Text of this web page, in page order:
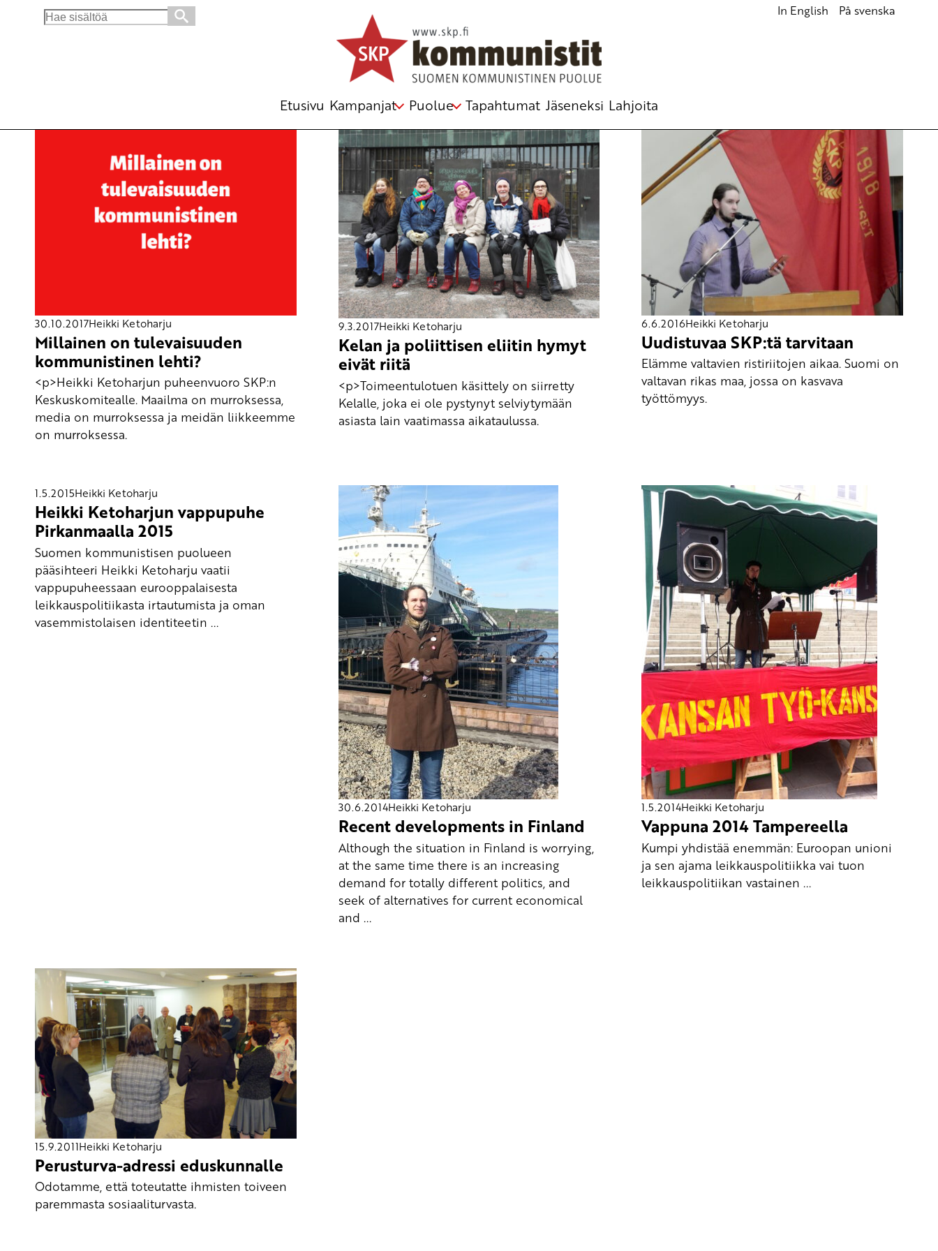
Search
In English På svenska
Etusivu Kampanjat Puolue Tapahtumat Jäseneksi Lahjoita
Heikki Ketoharju
30.10.2017Heikki Ketoharju
Millainen on tulevaisuuden
kommunistinen lehti?
<p>Heikki Ketoharjun puheenvuoro SKP:n
Keskuskomitealle. Maailma on murroksessa,
media on murroksessa ja meidän liikkeemme
on murroksessa.
9.3.2017Heikki Ketoharju
Kelan ja poliittisen eliitin hymyt
eivät riitä
<p>Toimeentulotuen käsittely on siirretty
Kelalle, joka ei ole pystynyt selviytymään
asiasta lain vaatimassa aikataulussa.
6.6.2016Heikki Ketoharju
Uudistuvaa SKP:tä tarvitaan
Elämme valtavien ristiriitojen aikaa. Suomi on
valtavan rikas maa, jossa on kasvava
työttömyys.
1.5.2015Heikki Ketoharju
Heikki Ketoharjun vappupuhe
Pirkanmaalla 2015
Suomen kommunistisen puolueen
pääsihteeri Heikki Ketoharju vaatii
vappupuheessaan eurooppalaisesta
leikkauspolitiikasta irtautumista ja oman
vasemmistolaisen identiteetin ...
30.6.2014Heikki Ketoharju
Recent developments in Finland
Although the situation in Finland is worrying,
at the same time there is an increasing
demand for totally different politics, and
seek of alternatives for current economical
and ...
1.5.2014Heikki Ketoharju
Vappuna 2014 Tampereella
Kumpi yhdistää enemmän: Euroopan unioni
ja sen ajama leikkauspolitiikka vai tuon
leikkauspolitiikan vastainen ...
15.9.2011Heikki Ketoharju
Perusturva-adressi eduskunnalle
Odotamme, että toteutatte ihmisten toiveen
paremmasta sosiaaliturvasta.